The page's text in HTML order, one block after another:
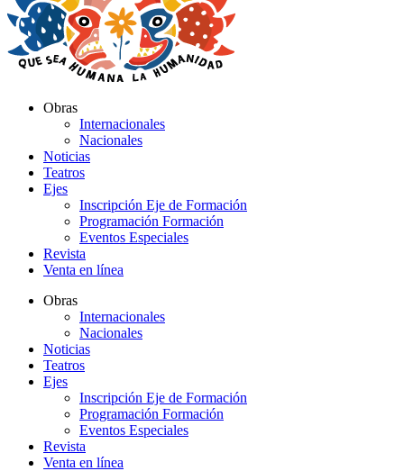
Obras
Internacionales
Nacionales
Noticias
Teatros
Ejes
Inscripción Eje de Formación
Programación Formación
Eventos Especiales
Revista
Venta en línea
Obras
Internacionales
Nacionales
Noticias
Teatros
Ejes
Inscripción Eje de Formación
Programación Formación
Eventos Especiales
Revista
Venta en línea